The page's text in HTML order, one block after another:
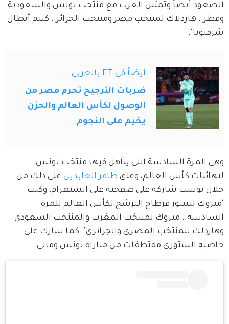
الصعود أيضاً وتمثيل العرب مع منتخب تونس والسعودية
وقطر.. هاردلاك لمنتخب مصر ومنتخب الجزائر.. كنتم أبطال
شرفتونا".
أيضاً في ET بالعربي
ضربات الترجيح تحرم مصر من
الوصول لكأس العالم والحزن
يخيم على النجوم
وهي المرة السادسة التي يتأهل فيها منتخب تونس
لنهائيات كأس العالم، وعلق ظافر العابدين على ذلك من
خلال بوست شاركه على صفحته على انستغرام، وكتب
"مبروك لنسور قرطاج الترشح لكأس العالم للمرة
السادسة.. مبروك لمنتخب المغرب والمنتخب السعودي
وهاردلك للمنتخب المصري والجزائري". كما شارك على
خاصية الستوري مقتطفات من مباراة تونس ومالي.